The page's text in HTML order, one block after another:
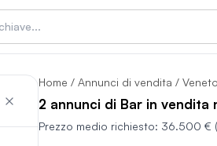
Home / Annunci di vendita / Veneto
2 annunci di Bar in vendita
Prezzo medio richiesto: 36.500 €